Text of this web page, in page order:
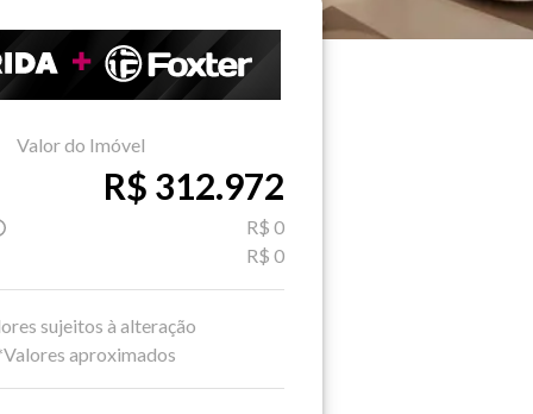
Valor do Imóvel
R$ 312.972
R$ 0
R$ 0
sujeitos à alteração
aproximados